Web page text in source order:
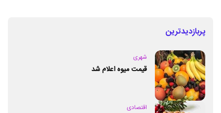
پربازدیدترین
شهری
قیمت میوه اعلام شد
اقتصادی